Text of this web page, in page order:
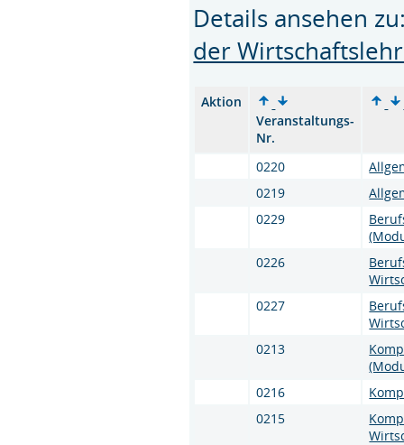
Details ansehen
der
Aktion
Veranstaltungs-
Nr.
0220
0219
0229
0226
0227
0213
0216
0215